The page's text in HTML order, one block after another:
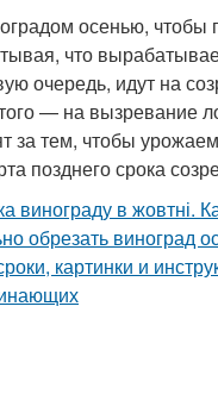
осенью, чтобы
что
очередь, идут на
— на вызревание
за тем, чтобы
позднего срока